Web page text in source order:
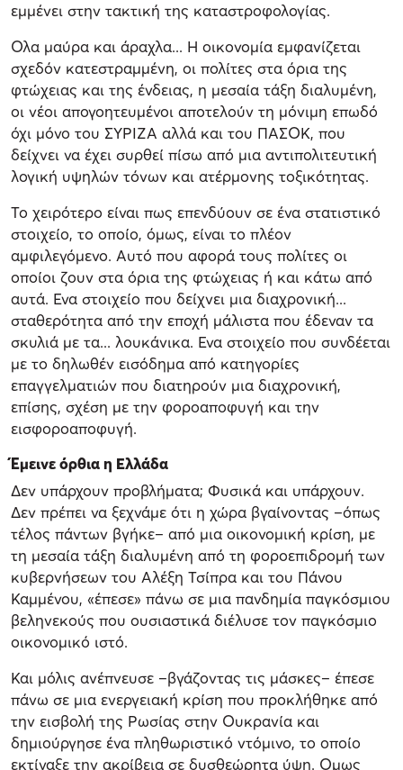
εμμένει στην τακτική της καταστροφολογίας.
Ολα μαύρα και άραχλα... Η οικονομία εμφανίζεται
σχεδόν κατεστραμμένη, οι πολίτες στα όρια της
φτώχειας και της ένδειας, η μεσαία τάξη διαλυμένη,
οι νέοι απογοητευμένοι αποτελούν τη μόνιμη επωδό
όχι μόνο του ΣΥΡΙΖΑ αλλά και του ΠΑΣΟΚ, που
δείχνει να έχει συρθεί πίσω από μια αντιπολιτευτική
λογική υψηλών τόνων και ατέρμονης τοξικότητας.
Το χειρότερο είναι πως επενδύουν σε ένα στατιστικό
στοιχείο, το οποίο, όμως, είναι το πλέον
αμφιλεγόμενο. Αυτό που αφορά τους πολίτες οι
οποίοι ζουν στα όρια της φτώχειας ή και κάτω από
αυτά. Ενα στοιχείο που δείχνει μια διαχρονική...
σταθερότητα από την εποχή μάλιστα που έδεναν τα
σκυλιά με τα... λουκάνικα. Ενα στοιχείο που συνδέεται
με το δηλωθέν εισόδημα από κατηγορίες
επαγγελματιών που διατηρούν μια διαχρονική,
επίσης, σχέση με την φοροαποφυγή και την
εισφοροαποφυγή.
Έμεινε όρθια η Ελλάδα
Δεν υπάρχουν προβλήματα; Φυσικά και υπάρχουν.
Δεν πρέπει να ξεχνάμε ότι η χώρα βγαίνοντας –όπως
τέλος πάντων βγήκε– από μια οικονομική κρίση, με
τη μεσαία τάξη διαλυμένη από τη φοροεπιδρομή των
κυβερνήσεων του Αλέξη Τσίπρα και του Πάνου
Καμμένου, «έπεσε» πάνω σε μια πανδημία παγκόσμιου
βεληνεκούς που ουσιαστικά διέλυσε τον παγκόσμιο
οικονομικό ιστό.
Και μόλις ανέπνευσε –βγάζοντας τις μάσκες– έπεσε
πάνω σε μια ενεργειακή κρίση που προκλήθηκε από
την εισβολή της Ρωσίας στην Ουκρανία και
δημιούργησε ένα πληθωριστικό ντόμινο, το οποίο
εκτίναξε την ακρίβεια σε δυσθεώρητα ύψη. Ομως